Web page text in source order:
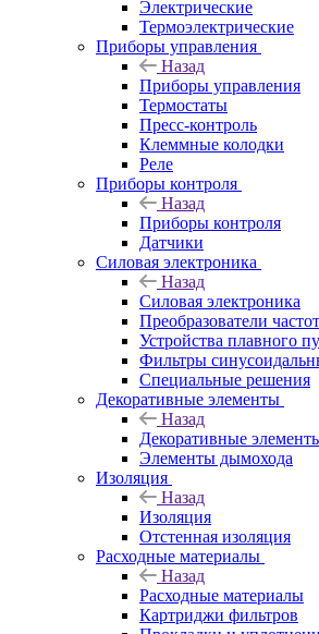
Электрические
Термоэлектрические
Приборы управления
Назад
Приборы управления
Термостаты
Пресс-контроль
Клеммные колодки
Реле
Приборы контроля
Назад
Приборы контроля
Датчики
Силовая электроника
Назад
Силовая электроника
Преобразователи
Устройства плавного
Фильтры
Специальные решения
Декоративные элементы
Назад
Декоративные
Элементы дымохода
Изоляция
Назад
Изоляция
Отстенная изоляция
Расходные материалы
Назад
Расходные материалы
Картриджи фильтров